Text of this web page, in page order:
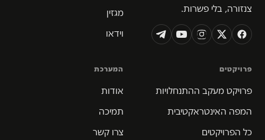
צנזורה, בלי פשרות.
מגזין
וידאו
פרויקטים
פרויקט מעקב ההתנחלויות
המפה האינטראקטיבית
כל הפרויקטים
המערכת
אודות
תמיכה
צרו קשר